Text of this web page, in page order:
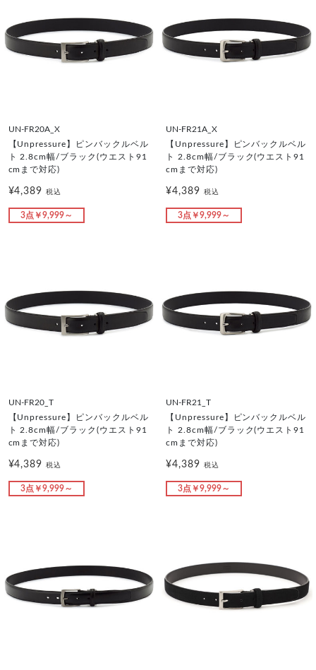
UN-FR20A_X
【Unpressure】ピンバックルベル
ト 2.8cm幅/ブラック(ウエスト91
cmまで対応)
¥4,389税込
3点￥9,999～
UN-FR21A_X
【Unpressure】ピンバックルベル
ト 2.8cm幅/ブラック(ウエスト91
cmまで対応)
¥4,389 税込
3点￥9,999～
UN-FR20_T
【Unpressure】ピンバックルベル
ト 2.8cm幅/ブラック(ウエスト91
cmまで対応)
¥4,389税込
3点￥9,999～
UN-FR21_T
【Unpressure】ピンバックルベル
ト 2.8cm幅/ブラック(ウエスト91
cmまで対応)
¥4,389 税込
3点￥9,999～